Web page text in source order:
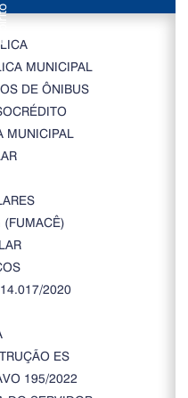
MUNICIPAL
DE ÔNIBUS
MUNICIPAL
(FUMACÊ)
2020
ES
195/2022